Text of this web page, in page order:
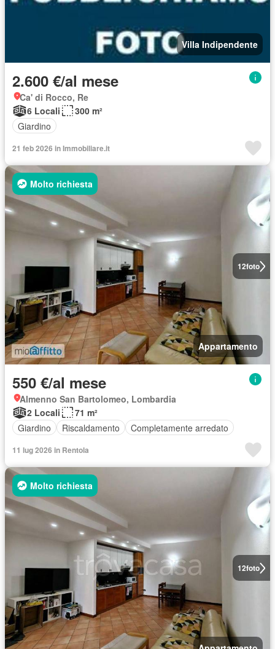
Villa Indipendente
2.600 €/al mese
Ca' di Rocco, Re
6 Locali
300 m²
Giardino
21 feb 2026 in Immobiliare.it
12foto
Molto richiesta
Appartamento
550 €/al mese
Almenno San Bartolomeo, Lombardia
2 Locali
71 m²
Giardino
Riscaldamento Completamente arredato
11 lug 2026 in Rentola
12foto
Molto richiesta